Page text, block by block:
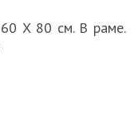
60 Х 80 см. В раме.